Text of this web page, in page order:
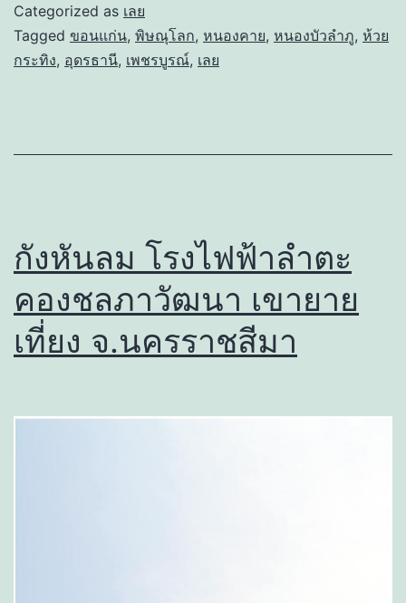
Categorized as เลย
Tagged ขอนแก่น, พิษณุโลก, หนองคาย, หนองบัวลำภู, ห้วย
กระทิง, อุดรธานี, เพชรบูรณ์, เลย
กังหันลม โรงไฟฟ้าลำตะ
คองชลภาวัฒนา เขายาย
เที่ยง จ.นครราชสีมา